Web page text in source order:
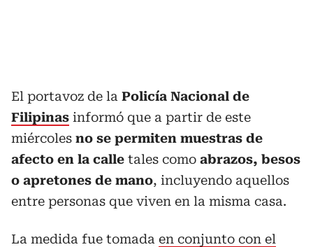
El portavoz de la Policía Nacional de
Filipinas informó que a partir de este
miércoles no se permiten muestras de
afecto en la calle tales como abrazos, besos
o apretones de mano, incluyendo aquellos
entre personas que viven en la misma casa.
La medida fue tomada en conjunto con el